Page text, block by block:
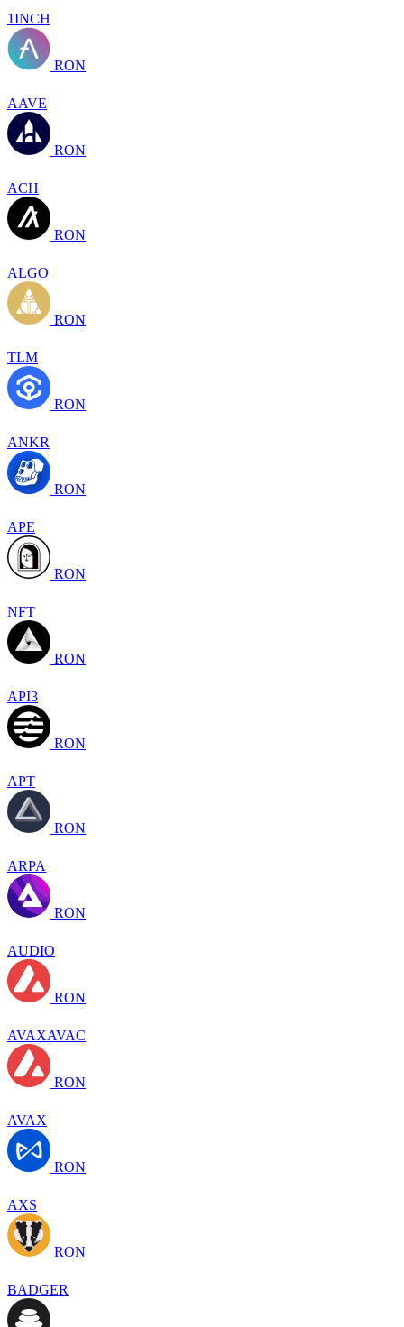
1INCH
RON
AAVE
RON
ACH
RON
ALGO
RON
TLM
RON
ANKR
RON
APE
RON
NFT
RON
API3
RON
APT
RON
ARPA
RON
AUDIO
RON
AVAXAVAC
RON
AVAX
RON
AXS
RON
BADGER